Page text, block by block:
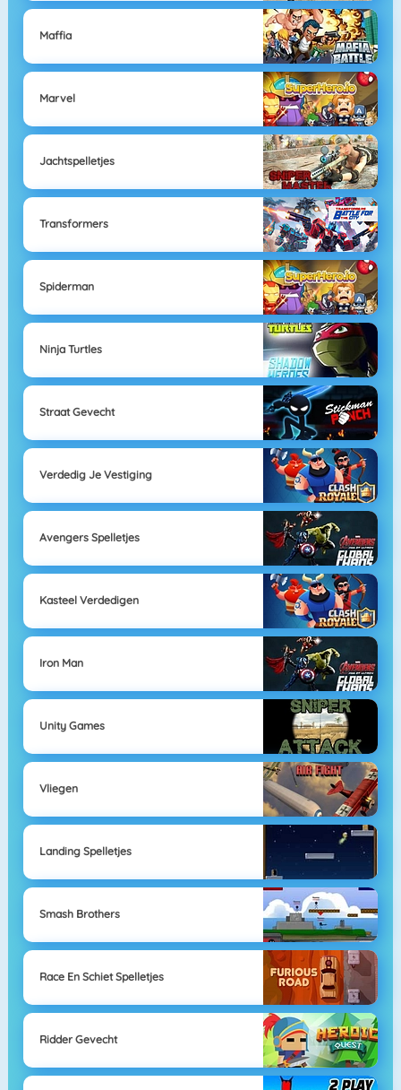
Maffia
Marvel
Jachtspelletjes
Transformers
Spiderman
Ninja Turtles
Straat Gevecht
Verdedig Je Vestiging
Avengers Spelletjes
Kasteel Verdedigen
Iron Man
Unity Games
Vliegen
Landing Spelletjes
Smash Brothers
Race En Schiet Spelletjes
Ridder Gevecht